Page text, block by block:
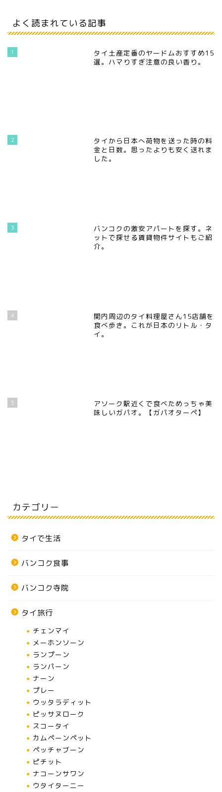
よく読まれている記事
1
タイ土産定番のヤードムおすすめ15
選。ハマりすぎ注意の良い香り。
2
タイから日本へ荷物を送った時の料
金と日数。思ったよりも安く送れま
した。
3
バンコクの激安アパートを探す。ネ
ットで探せる賃貸物件サイトもご紹
介。
4
関内周辺のタイ料理屋さん15店舗を
食べ歩き。これが日本のリトル・タ
イ。
5
アソーク駅近くで食べためっちゃ美
味しいガパオ。【ガパオターペ】
カテゴリー
タイで生活
バンコク食事
バンコク寺院
タイ旅行
チェンマイ
メーホンソーン
ランプーン
ランパーン
ナーン
プレー
ウッタラディット
ピッサヌローク
スコータイ
カムペーンペット
ペッチャブーン
ピチット
ナコーンサワン
ウタイターニー